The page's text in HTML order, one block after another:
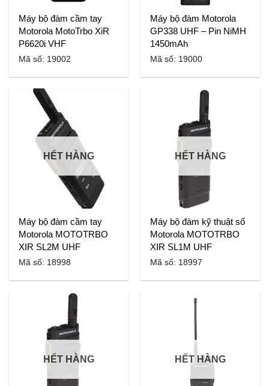
Máy bộ đàm cầm tay
Motorola MotoTrbo XiR
P6620i VHF
Mã số: 19002
Máy bộ đàm Motorola
GP338 UHF – Pin NiMH
1450mAh
Mã số: 19000
HẾT HÀNG
Máy bộ đàm cầm tay
Motorola MOTOTRBO
XIR SL2M UHF
Mã số: 18998
HẾT HÀNG
Máy bộ đàm kỹ thuật số
Motorola MOTOTRBO
XIR SL1M UHF
Mã số: 18997
HẾT HÀNG HẾT HÀNG